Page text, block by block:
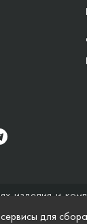
изделия и
и ни при
для